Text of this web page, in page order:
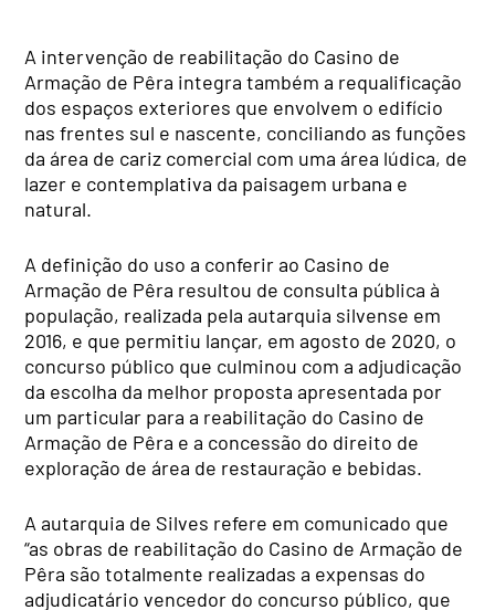
A intervenção de reabilitação do Casino de
Armação de Pêra integra também a requalificação
dos espaços exteriores que envolvem o edifício
nas frentes sul e nascente, conciliando as funções
da área de cariz comercial com uma área lúdica, de
lazer e contemplativa da paisagem urbana e
natural.
A definição do uso a conferir ao Casino de
Armação de Pêra resultou de consulta pública à
população, realizada pela autarquia silvense em
2016, e que permitiu lançar, em agosto de 2020, o
concurso público que culminou com a adjudicação
da escolha da melhor proposta apresentada por
um particular para a reabilitação do Casino de
Armação de Pêra e a concessão do direito de
exploração de área de restauração e bebidas.
A autarquia de Silves refere em comunicado que
“as obras de reabilitação do Casino de Armação de
Pêra são totalmente realizadas a expensas do
adjudicatário vencedor do concurso público, que